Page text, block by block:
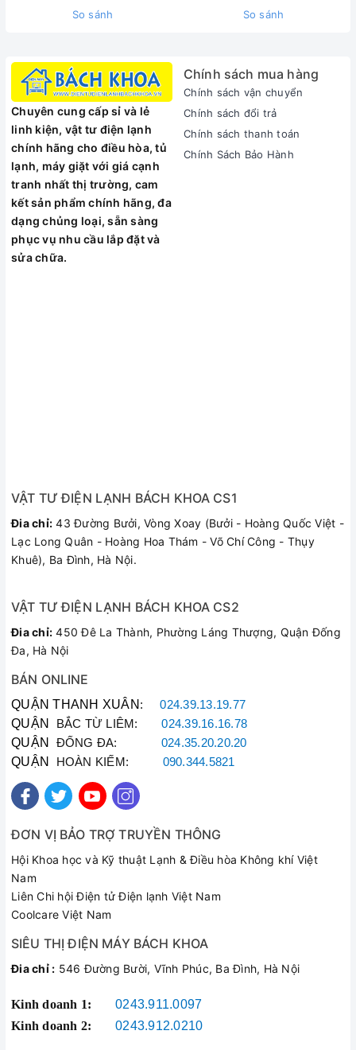
Đường kính khoan tối đa (gỗ/sắt/tường): 35/13/13mm
So sánh So sánh
Chuyên cung cấp sỉ và lẻ
linh kiện, vật tư điện lạnh
chính hãng cho điều hòa, tủ
lạnh, máy giặt với giá cạnh
tranh nhất thị trường, cam
kết sản phẩm chính hãng, đa
dạng chủng loại, sẵn sàng
phục vụ nhu cầu lắp đặt và
sửa chữa.
Chính sách mua hàng
Chính sách vận chuyển
Chính sách đổi trả
Chính sách thanh toán
Chính Sách Bảo Hành
VẬT TƯ ĐIỆN LẠNH BÁCH KHOA CS1
Đia chỉ: 43 Đường Bưởi, Vòng Xoay (Bưởi - Hoàng Quốc Việt -
Lạc Long Quân - Hoàng Hoa Thám - Võ Chí Công - Thụy
Khuê), Ba Đình, Hà Nội.
VẬT TƯ ĐIỆN LẠNH BÁCH KHOA CS2
Đia chỉ: 450 Đê La Thành, Phường Láng Thượng, Quận Đống
Đa, Hà Nội
BÁN ONLINE
QUẬN THANH XUÂN :024.39.13.19.77
QUẬN BẮC TỪ LIÊM:024.39.16.16.78
QUẬN ĐỐNG ĐA: 024.35.20.20.20
QUẬN HOÀN KIẾM: 090.344.5821
ĐƠN VỊ BẢO TRỢ TRUYỀN THÔNG
Hội Khoa học và Kỹ thuật Lạnh & Điều hòa Không khí Việt
Nam
Liên Chi hội Điện tử Điện lạnh Việt Nam
Coolcare Việt Nam
SIÊU THỊ ĐIỆN MÁY BÁCH KHOA
Đia chỉ : 546 Đường Bười, Vĩnh Phúc, Ba Đình, Hà Nội
Kinh doanh 1:
0243.911.0097
Kinh doanh 2:
0243.912.0210